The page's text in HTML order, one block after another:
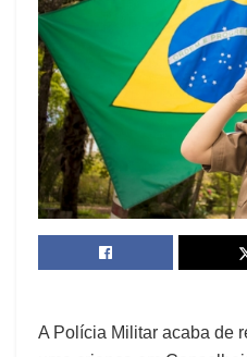
A Polícia Militar acaba de